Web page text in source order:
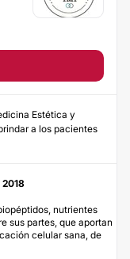
Estética y
a los pacientes
2018
nutrientes
sus partes, que aportan
celular sana, de